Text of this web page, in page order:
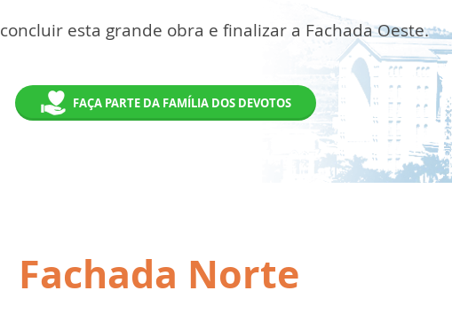
esta grande obra e finalizar a Fachada Oeste.
FAÇA PARTE DA FAMÍLIA DOS DEVOTOS
Fachada Norte